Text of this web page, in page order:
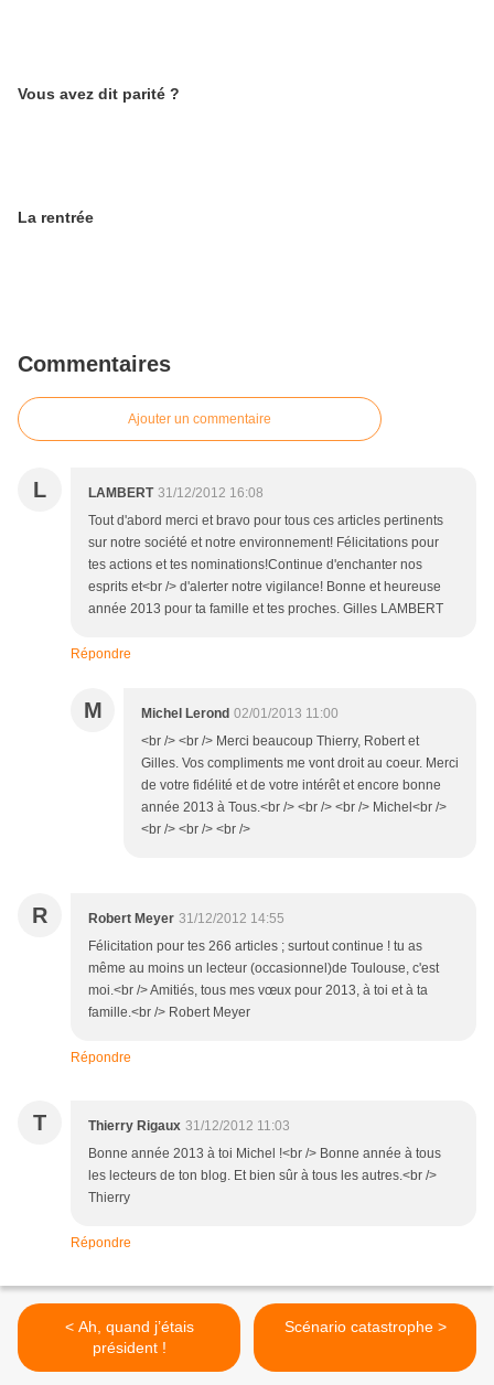
Vous avez dit parité ?
La rentrée
Commentaires
Ajouter un commentaire
L LAMBERT 31/12/2012 16:08
Tout d'abord merci et bravo pour tous ces articles pertinents
sur notre société et notre environnement! Félicitations pour
tes actions et tes nominations!Continue d'enchanter nos
esprits et<br /> d'alerter notre vigilance! Bonne et heureuse
année 2013 pour ta famille et tes proches. Gilles LAMBERT
Répondre
M Michel Lerond 02/01/2013 11:00
<br /> <br /> Merci beaucoup Thierry, Robert et
Gilles. Vos compliments me vont droit au coeur. Merci
de votre fidélité et de votre intérêt et encore bonne
année 2013 à Tous.<br /> <br /> <br /> Michel<br />
<br /> <br /> <br />
R Robert Meyer 31/12/2012 14:55
Félicitation pour tes 266 articles ; surtout continue ! tu as
même au moins un lecteur (occasionnel)de Toulouse, c'est
moi.<br /> Amitiés, tous mes vœux pour 2013, à toi et à ta
famille.<br /> Robert Meyer
Répondre
T Thierry Rigaux 31/12/2012 11:03
Bonne année 2013 à toi Michel !<br /> Bonne année à tous
les lecteurs de ton blog. Et bien sûr à tous les autres.<br />
Thierry
Répondre
< Ah, quand j’étais
président !
Scénario catastrophe >